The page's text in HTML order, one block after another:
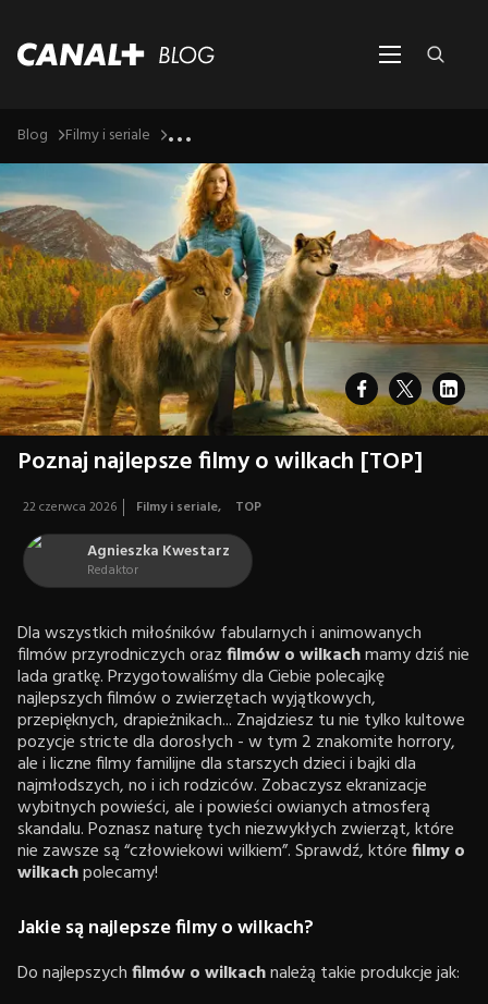
Blog Filmy i seriale ...
Poznaj najlepsze filmy o wilkach [TOP]
22 czerwca 2026 Filmy i seriale, TOP
Agnieszka Kwestarz
Redaktor
Dla wszystkich miłośników fabularnych i animowanych
filmów przyrodniczych orazfilmów o wilkachmamy dziś nie
lada gratkę. Przygotowaliśmy dla Ciebie polecajkę
najlepszych filmów o zwierzętach wyjątkowych,
przepięknych, drapieżnikach... Znajdziesz tu nie tylko kultowe
pozycje stricte dla dorosłych - w tym 2 znakomite horrory,
ale i liczne filmy familijne dla starszych dzieci i bajki dla
najmłodszych, no i ich rodziców. Zobaczysz ekranizacje
wybitnych powieści, ale i powieści owianych atmosferą
skandalu. Poznasz naturę tych niezwykłych zwierząt, które
nie zawsze są “człowiekowi wilkiem”. Sprawdź, którefilmy o
wilkachpolecamy!
Jakie są najlepsze filmy o wilkach?
Do najlepszychfilmów o wilkachnależą takie produkcje jak: